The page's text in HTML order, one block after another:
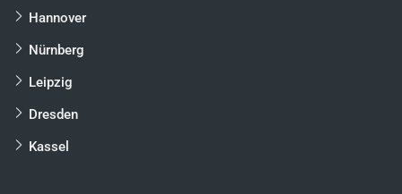
uvm.
Hannover
Nürnberg
Leipzig
Dresden
Kassel